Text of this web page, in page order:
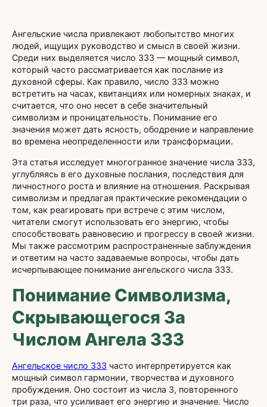
Ангельские числа привлекают любопытство многих
людей, ищущих руководство и смысл в своей жизни.
Среди них выделяется число 333 — мощный символ,
который часто рассматривается как послание из
духовной сферы. Как правило, число 333 можно
встретить на часах, квитанциях или номерных знаках, и
считается, что оно несет в себе значительный
символизм и проницательность. Понимание его
значения может дать ясность, ободрение и направление
во времена неопределенности или трансформации.
Эта статья исследует многогранное значение числа 333,
углубляясь в его духовные послания, последствия для
личностного роста и влияние на отношения. Раскрывая
символизм и предлагая практические рекомендации о
том, как реагировать при встрече с этим числом,
читатели смогут использовать его энергию, чтобы
способствовать равновесию и прогрессу в своей жизни.
Мы также рассмотрим распространенные заблуждения
и ответим на часто задаваемые вопросы, чтобы дать
исчерпывающее понимание ангельского числа 333.
Понимание Символизма,
Скрывающегося За
Числом Ангела 333
Ангельское число 333 часто интерпретируется как
мощный символ гармонии, творчества и духовного
пробуждения. Оно состоит из числа 3, повторенного
три раза, что усиливает его энергию и значение. Число